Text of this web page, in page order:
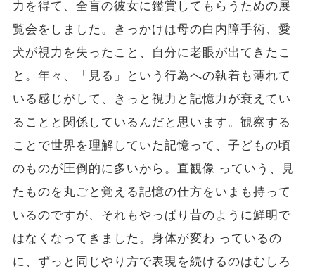
力を得て、全盲の彼女に鑑賞してもらうための展
覧会をしました。きっかけは母の白内障手術、愛
犬が視力を失ったこと、自分に老眼が出てきたこ
と。年々、「見る」という行為への執着も薄れて
いる感じがして、きっと視力と記憶力が衰えてい
ることと関係しているんだと思います。観察する
ことで世界を理解していた記憶って、子どもの頃
のものが圧倒的に多いから。直観像 っていう、見
たものを丸ごと覚える記憶の仕方をいまも持って
いるのですが、それもやっぱり昔のように鮮明で
はなくなってきました。身体が変わ っているの
に、ずっと同じやり方で表現を続けるのはむしろ